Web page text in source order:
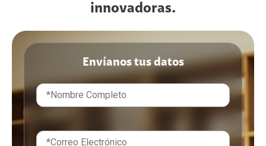
innovadoras.
Envíanos tus datos